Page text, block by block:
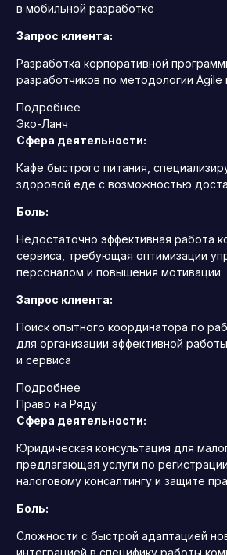
в мобильной разработке
Запрос клиента:
Разработка корпоративной
разработчиков по методологии Agile
Подробнее
Эко-Ланч
Сфера деятельности:
Кафе быстрого питания,
здоровой еде с возможностью
Боль:
Недостаточно эффективная работа
сервиса, требующая оптимизации
персоналом и повышения мотивации
Запрос клиента:
Поиск опытного координатора по
для организации эффективной
и сервиса
Подробнее
Право на Ряду
Сфера деятельности:
Юридическая консультация для
предлагающая услуги по
налоговому консалтингу и защите
Боль:
Сложности с быстрой адаптацией
интеграцией в специфику работы